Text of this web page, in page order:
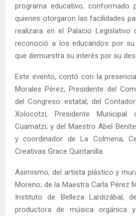
programa educativo, conformado
quienes otorgaron las facilidades
realizara en el Palacio Legislativo
reconoció a los educandos por
que demuestra su interés por su
Este evento, contó con la
Morales Pérez, Presidente del
del Congreso estatal; del
Xolocotzi, Presidente
Cuamatzi; y del Maestro Abel
y coordinador de La Colmena,
Creativas Grace Quintanilla.
Asimismo, del artista plástico y
Moreno; de la Maestra Carla Pérez
Instituto de Belleza Lardizábal;
productora de música orgánica